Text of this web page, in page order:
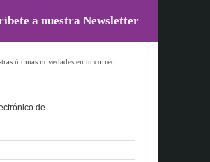
a nuestra Newsletter
últimas novedades en tu correo
de